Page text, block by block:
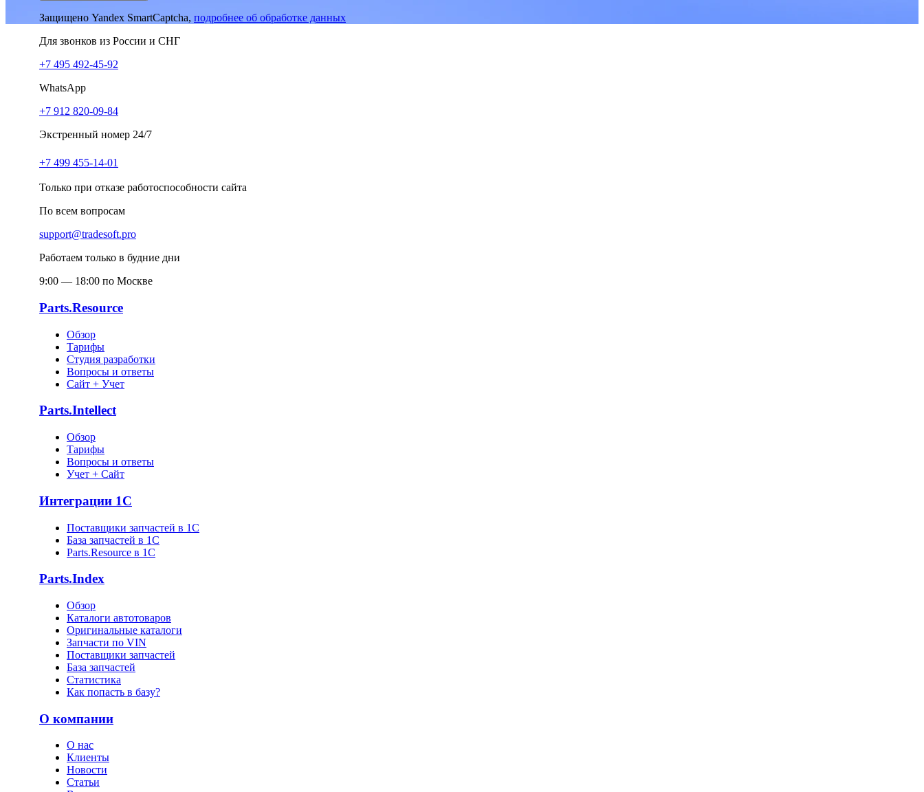
Защищено Yandex SmartCaptcha, подробнее об обработке данных
Для звонков из России и СНГ
+7 495 492-45-92
WhatsApp
+7 912 820-09-84
Экстренный номер 24/7
+7 499 455-14-01
Только при отказе работоспособности сайта
По всем вопросам
support@tradesoft.pro
Работаем только в будние дни
9:00 — 18:00 по Москве
Parts.Resource
Обзор
Тарифы
Студия разработки
Вопросы и ответы
Сайт + Учет
Parts.Intellect
Обзор
Тарифы
Вопросы и ответы
Учет + Сайт
Интеграции 1С
Поставщики запчастей в 1C
База запчастей в 1С
Parts.Resource в 1C
Parts.Index
Обзор
Каталоги автотоваров
Оригинальные каталоги
Запчасти по VIN
Поставщики запчастей
База запчастей
Статистика
Как попасть в базу?
О компании
О нас
Клиенты
Новости
Статьи